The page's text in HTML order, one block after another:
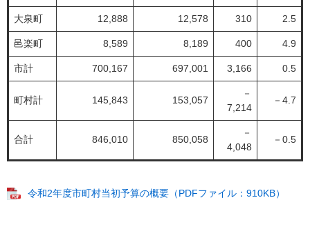
大泉町 12,888 12,578 310 2.5
邑楽町 8,589 8,189 400 4.9
市計 700,167 697,001 3,166 0.5
町村計 145,843 153,057
－
7,214
－4.7
合計 846,010 850,058
－
4,048
－0.5
令和2年度市町村当初予算の概要（PDFファイル：910KB）